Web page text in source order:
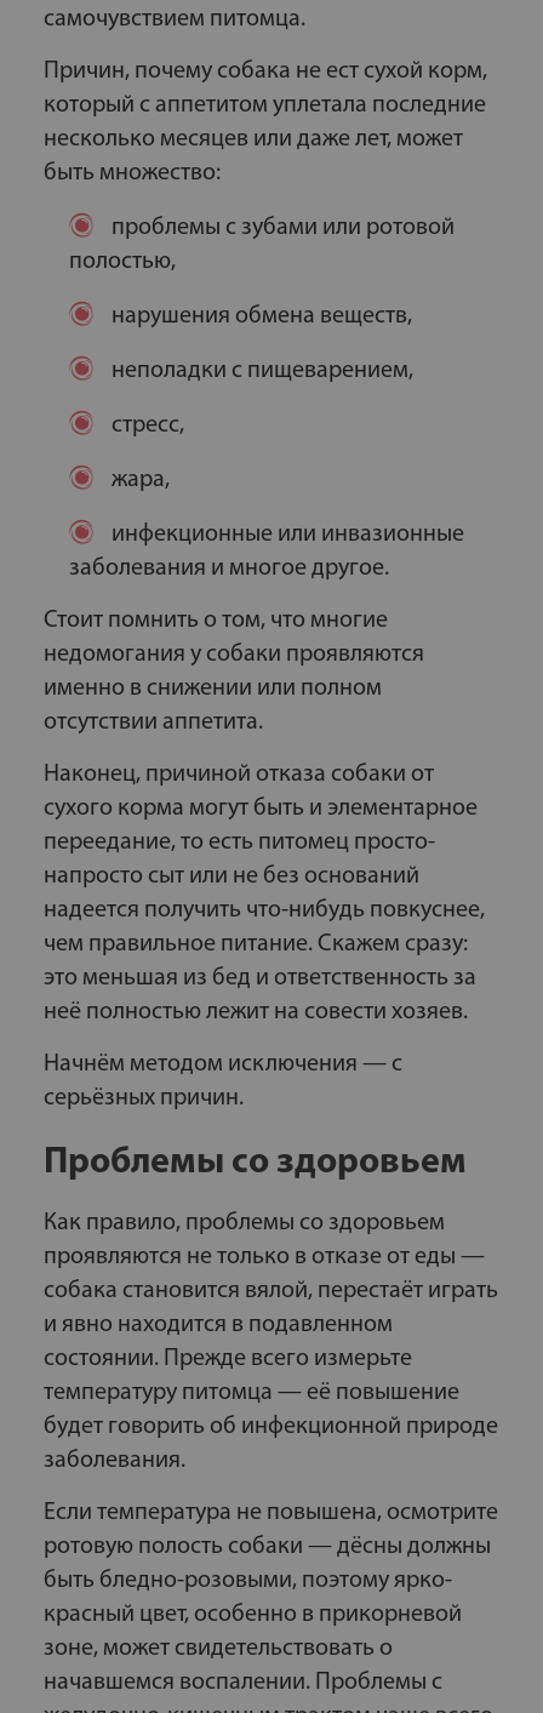
самочувствием питомца.
Причин, почему собака не ест сухой корм,
который с аппетитом уплетала последние
несколько месяцев или даже лет, может
быть множество:
проблемы с зубами или ротовой
полостью,
нарушения обмена веществ,
неполадки с пищеварением,
стресс,
жара,
инфекционные или инвазионные
заболевания и многое другое.
Стоит помнить о том, что многие
недомогания у собаки проявляются
именно в снижении или полном
отсутствии аппетита.
Наконец, причиной отказа собаки от
сухого корма могут быть и элементарное
переедание, то есть питомец просто-
напросто сыт или не без оснований
надеется получить что-нибудь повкуснее,
чем правильное питание. Скажем сразу:
это меньшая из бед и ответственность за
неё полностью лежит на совести хозяев.
Начнём методом исключения — с
серьёзных причин.
Проблемы со здоровьем
Как правило, проблемы со здоровьем
проявляются не только в отказе от еды —
собака становится вялой, перестаёт играть
и явно находится в подавленном
состоянии. Прежде всего измерьте
температуру питомца — её повышение
будет говорить об инфекционной природе
заболевания.
Если температура не повышена, осмотрите
ротовую полость собаки — дёсны должны
быть бледно-розовыми, поэтому ярко-
красный цвет, особенно в прикорневой
зоне, может свидетельствовать о
начавшемся воспалении. Проблемы с